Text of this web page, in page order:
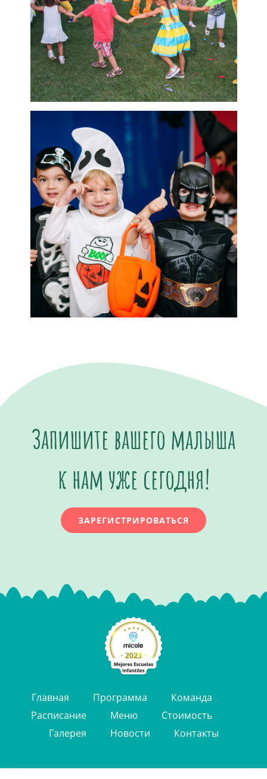
Запишите вашего малыша
к нам уже сегодня!
ЗАРЕГИСТРИРОВАТЬСЯ
Главная Программа
Команда
Расписание
Меню
Стоимость
Галерея
Новости Контакты